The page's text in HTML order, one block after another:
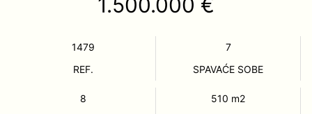
1479
REF.
7
SPAVAĆE SOBE
8
510 m2